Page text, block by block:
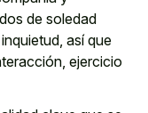
de soledad
así que
ejercicio